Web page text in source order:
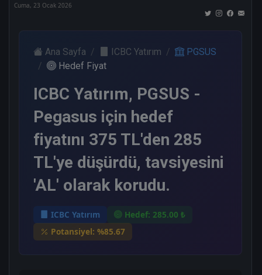
Cuma, 23 Ocak 2026
Ana Sayfa ICBC Yatırım
PGSUS
Hedef Fiyat
ICBC Yatırım, PGSUS -
Pegasus için hedef
fiyatını 375 TL'den 285
TL'ye düşürdü, tavsiyesini
'AL' olarak korudu.
ICBC Yatırım
Hedef: 285.00 ₺
Potansiyel: %85.67